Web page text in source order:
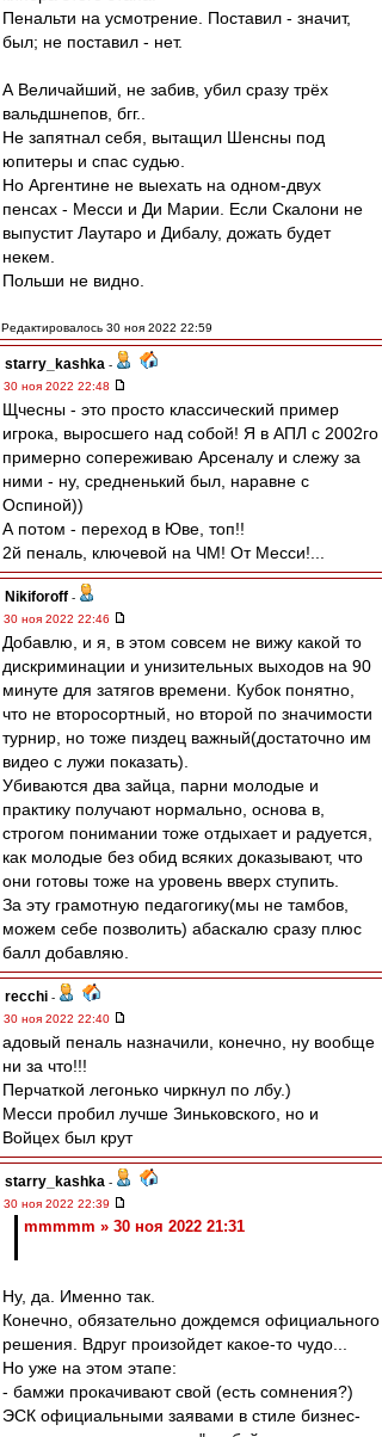
Пенальти на усмотрение. Поставил - значит,
был; не поставил - нет.
А Величайший, не забив, убил сразу трёх
вальдшнепов, бгг..
Не запятнал себя, вытащил Шенсны под
юпитеры и спас судью.
Но Аргентине не выехать на одном-двух
пенсах - Месси и Ди Марии. Если Скалони не
выпустит Лаутаро и Дибалу, дожать будет
некем.
Польши не видно.
Редактировалось 30 ноя 2022 22:59
starry_kashka -
30 ноя 2022 22:48
Щчесны - это просто классический пример
игрока, выросшего над собой! Я в АПЛ с 2002го
примерно сопереживаю Арсеналу и слежу за
ними - ну, средненький был, наравне с
Оспиной))
А потом - переход в Юве, топ!!
2й пеналь, ключевой на ЧМ! От Месси!...
Nikiforoff -
30 ноя 2022 22:46
Добавлю, и я, в этом совсем не вижу какой то
дискриминации и унизительных выходов на 90
минуте для затягов времени. Кубок понятно,
что не второсортный, но второй по значимости
турнир, но тоже пиздец важный(достаточно им
видео с лужи показать).
Убиваются два зайца, парни молодые и
практику получают нормально, основа в,
строгом понимании тоже отдыхает и радуется,
как молодые без обид всяких доказывают, что
они готовы тоже на уровень вверх ступить.
За эту грамотную педагогику(мы не тамбов,
можем себе позволить) абаскалю сразу плюс
балл добавляю.
recchi -
30 ноя 2022 22:40
адовый пеналь назначили, конечно, ну вообще
ни за что!!!
Перчаткой легонько чиркнул по лбу.)
Месси пробил лучше Зиньковского, но и
Войцех был крут
starry_kashka -
30 ноя 2022 22:39
mmmmm » 30 ноя 2022 21:31
Ну, да. Именно так.
Конечно, обязательно дождемся официального
решения. Вдруг произойдет какое-то чудо...
Но уже на этом этапе:
- бамжи прокачивают свой (есть сомнения?)
ЭСК официальными заявами в стиле бизнес-